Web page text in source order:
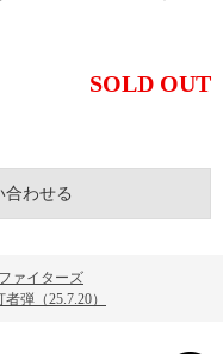
SOLD OUT
合わせる
ァイターズ
弾（25.7.20）